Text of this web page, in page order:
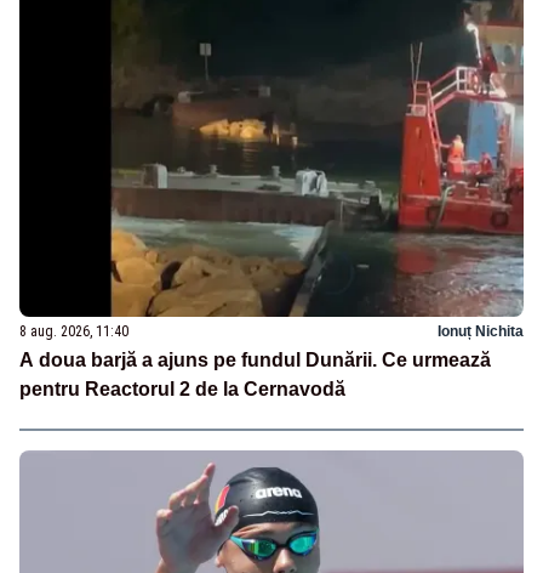
8 aug. 2026, 11:40 Ionuț Nichita
A doua barjă a ajuns pe fundul Dunării. Ce urmează
pentru Reactorul 2 de la Cernavodă